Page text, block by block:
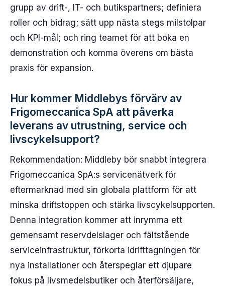
grupp av drift-, IT- och butikspartners; definiera
roller och bidrag; sätt upp nästa stegs milstolpar
och KPI-mål; och ring teamet för att boka en
demonstration och komma överens om bästa
praxis för expansion.
Hur kommer Middlebys förvärv av
Frigomeccanica SpA att påverka
leverans av utrustning, service och
livscykelsupport?
Rekommendation: Middleby bör snabbt integrera
Frigomeccanica SpA:s servicenätverk för
eftermarknad med sin globala plattform för att
minska driftstoppen och stärka livscykelsupporten.
Denna integration kommer att inrymma ett
gemensamt reservdelslager och fältstående
serviceinfrastruktur, förkorta idrifttagningen för
nya installationer och återspeglar ett djupare
fokus på livsmedelsbutiker och återförsäljare,